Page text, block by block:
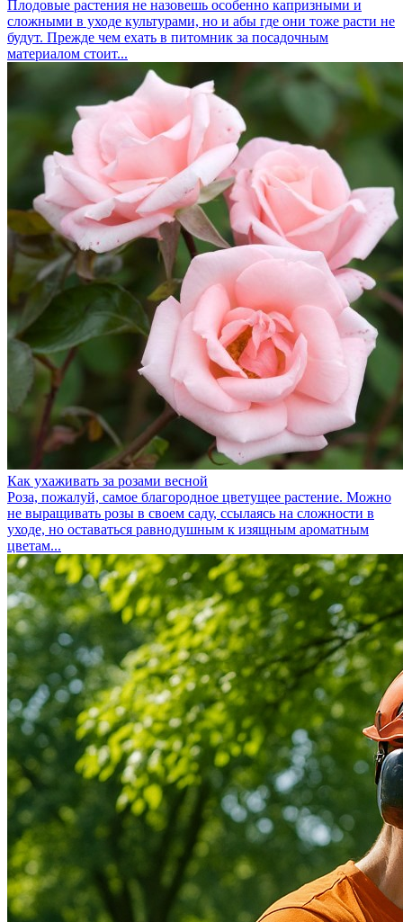
Плодовые растения не назовешь особенно капризными и
сложными в уходе культурами, но и абы где они тоже расти не
будут. Прежде чем ехать в питомник за посадочным
материалом стоит...
Как ухаживать за розами весной
Роза, пожалуй, самое благородное цветущее растение. Можно
не выращивать розы в своем саду, ссылаясь на сложности в
уходе, но оставаться равнодушным к изящным ароматным
цветам...